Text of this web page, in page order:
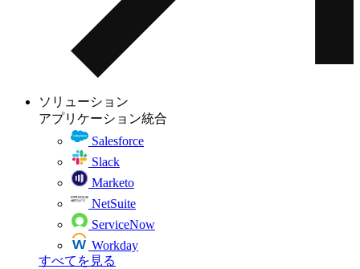
ソリューション
アプリケーション統合
Salesforce
Slack
Marketo
NetSuite
ServiceNow
Workday
すべてを見る